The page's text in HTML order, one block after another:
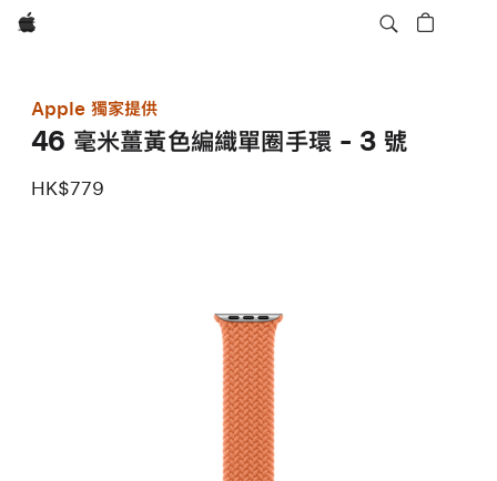
Apple
Apple 獨家提供
46 毫米薑黃色編織單圈手環 - 3 號
HK$779